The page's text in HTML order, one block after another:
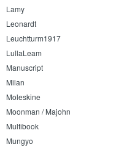
Lamy
Leonardt
Leuchtturm1917
LullaLeam
Manuscript
Milan
Moleskine
Moonman / Majohn
Multibook
Mungyo